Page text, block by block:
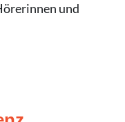
und